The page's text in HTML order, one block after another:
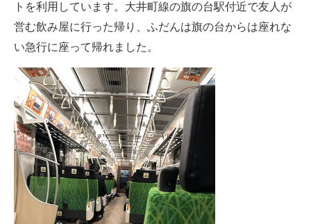
トを利用しています。大井町線の旗の台駅付近で友人が
営む飲み屋に行った帰り、ふだんは旗の台からは座れな
い急行に座って帰れました。